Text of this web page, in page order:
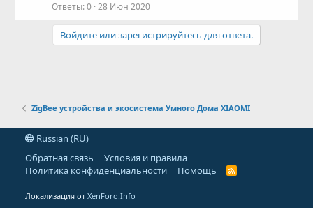
Ответы 0 28 Июн 2020
Войдите или зарегистрируйтесь для ответа.
ZigBee устройства и экосистема Умного Дома XIAOMI
Russian (RU)
Обратная связь
Условия и правила
Политика конфиденциальности
Помощь
R
Локализация отXenForo.Info